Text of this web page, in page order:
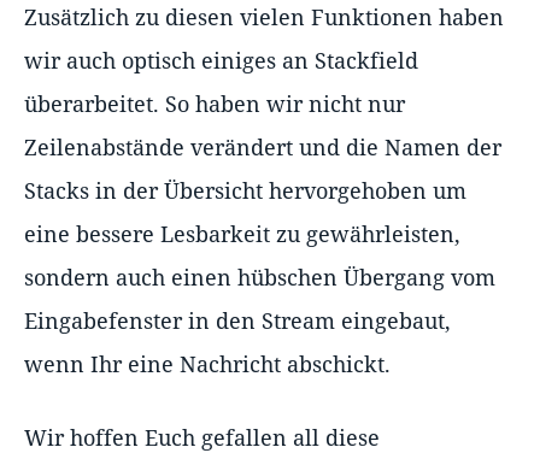
Zusätzlich zu diesen vielen Funktionen haben
wir auch optisch einiges an Stackfield
überarbeitet. So haben wir nicht nur
Zeilenabstände verändert und die Namen der
Stacks in der Übersicht hervorgehoben um
eine bessere Lesbarkeit zu gewährleisten,
sondern auch einen hübschen Übergang vom
Eingabefenster in den Stream eingebaut,
wenn Ihr eine Nachricht abschickt.
Wir hoffen Euch gefallen all diese